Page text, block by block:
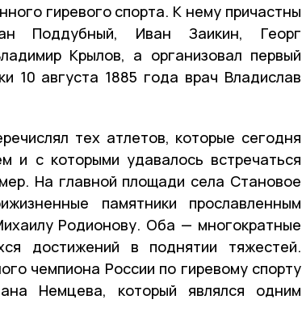
гиревого спорта. К нему причастны
Поддубный, Иван Заикин, Георг
Крылов, а организовал первый
10 августа 1885 года врач Владислав
тех атлетов, которые сегодня
и с которыми удавалось встречаться
На главной площади села Становое
памятники прославленным
Родионову. Оба — многократные
достижений в поднятии тяжестей.
чемпиона России по гиревому спорту
Немцева, который являлся одним